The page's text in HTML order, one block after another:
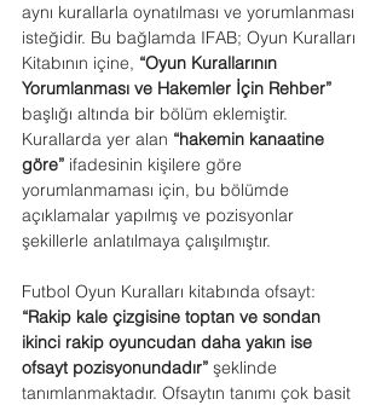
aynı kurallarla oynatılması ve yorumlanması
isteğidir. Bu bağlamda IFAB; Oyun Kuralları
Kitabının içine, “Oyun Kurallarının
Yorumlanması ve Hakemler İçin Rehber”
başlığı altında bir bölüm eklemiştir.
Kurallarda yer alan “hakemin kanaatine
göre” ifadesinin kişilere göre
yorumlanmaması için, bu bölümde
açıklamalar yapılmış ve pozisyonlar
şekillerle anlatılmaya çalışılmıştır.
Futbol Oyun Kuralları kitabında ofsayt:
“Rakip kale çizgisine toptan ve sondan
ikinci rakip oyuncudan daha yakın ise
ofsayt pozisyonundadır” şeklinde
tanımlanmaktadır. Ofsaytın tanımı çok basit